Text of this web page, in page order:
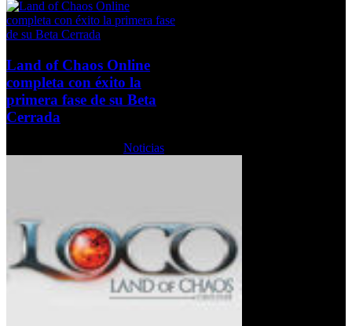
Land of Chaos Online
completa con éxito la
primera fase de su Beta
Cerrada
Noticias